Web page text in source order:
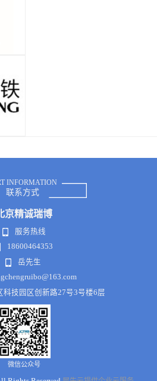
INFORMATION
联系方式
京精诚瑞博
服务热线
18600464353
岳先生
科技园区创新路27号3号楼6层
微信公众号